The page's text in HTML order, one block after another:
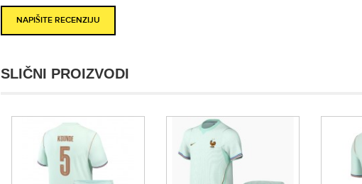
NAPIŠITE RECENZIJU
SLIČNI PROIZVODI